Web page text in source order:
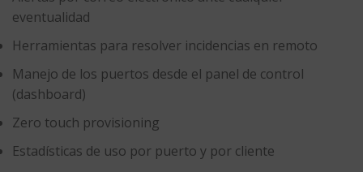
eventualidad
Herramientas para resolver incidencias en remoto
Manejo de los puertos desde el panel de control
(dashboard)
Zero touch provisioning
Estadísticas de uso por puerto y por cliente